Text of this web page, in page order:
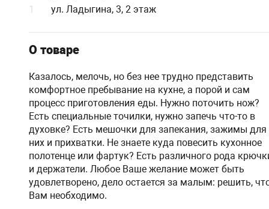
1
ул. Ладыгина, 3, 2 этаж
О товаре
Казалось, мелочь, но без нее трудно представить
комфортное пребывание на кухне, а порой и сам
процесс приготовления еды. Нужно поточить нож?
Есть специальные точилки, нужно запечь что-то в
духовке? Есть мешочки для запекания, зажимы для
них и прихватки. Не знаете куда повесить кухонное
полотенце или фартук? Есть различного рода
и держатели. Любое Ваше желание может быть
удовлетворено, дело остается за малым: решить,
Вам необходимо.